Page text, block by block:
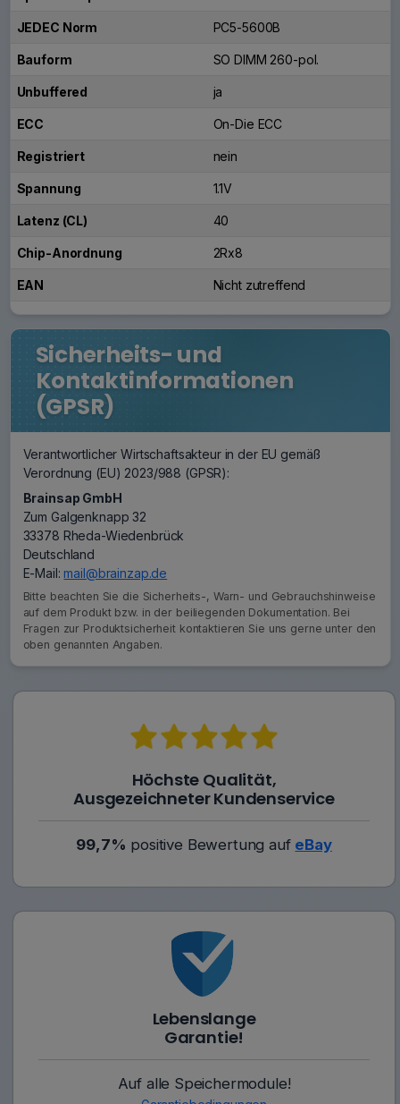
JEDEC Norm PC5-5600B
Bauform SO DIMM 260-pol.
Unbuffered ja
ECC On-Die ECC
Registriert nein
Spannung 1.1V
Latenz (CL) 40
Chip-Anordnung 2Rx8
EAN Nicht zutreffend
Sicherheits- und
Kontaktinformationen
(GPSR)
Verantwortlicher Wirtschaftsakteur in der EU gemäß
Verordnung (EU) 2023/988 (GPSR):
Brainsap GmbH
Zum Galgenknapp 32
33378 Rheda-Wiedenbrück
Deutschland
E-Mail:mail@brainzap.de
Bitte beachten Sie die Sicherheits-, Warn- und Gebrauchshinweise
auf dem Produkt bzw. in der beiliegenden Dokumentation. Bei
Fragen zur Produktsicherheit kontaktieren Sie uns gerne unter den
oben genannten Angaben.
Höchste Qualität,
Ausgezeichneter Kundenservice
99,7% positive Bewertung auf eBay
Lebenslange
Garantie!
Auf alle Speichermodule!